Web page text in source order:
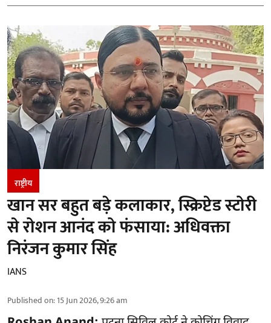
राष्ट्रीय
खान सर बहुत बड़े कलाकार, स्क्रिप्टेड स्टोरी
से रोशन आनंद को फंसाया: अधिवक्ता
निरंजन कुमार सिंह
IANS
Published on:15 Jun 2026, 9:26 am